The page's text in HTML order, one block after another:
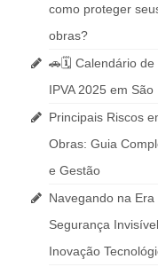
como proteger
obras?
🚗🗓️ Calendário de
IPVA 2025 em São
Principais Riscos
Obras: Guia
e Gestão
Navegando na
Segurança
Inovação